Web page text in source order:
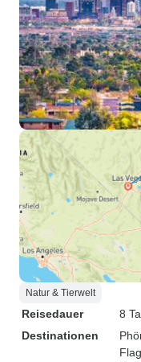
Natur & Tierwelt
Reisedauer
8
Destinationen